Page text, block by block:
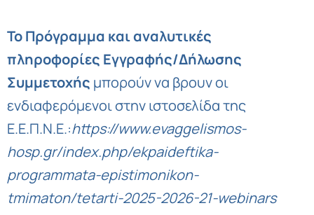
Το Πρόγραμμα και αναλυτικές
πληροφορίες Εγγραφής/Δήλωσης
Συμμετοχής μπορούν να βρουν οι
ενδιαφερόμενοι στην ιστοσελίδα της
Ε.Ε.Π.Ν.Ε.:https://www.evaggelismos-
hosp.gr/index.php/ekpaideftika-
programmata-epistimonikon-
tmimaton/tetarti-2025-2026-21-webinars